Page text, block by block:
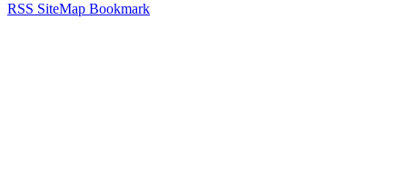
RSS SiteMap Bookmark